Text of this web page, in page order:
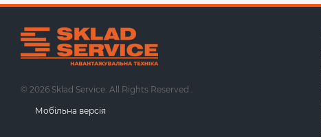
© 2026 Sklad Service. All Rights Reserved..
Мобільна версія